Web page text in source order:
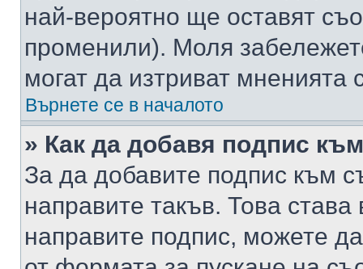
най-вероятно ще оставят
променили). Моля
могат да изтриват мненията
Върнете се в началото
» Как да добавя подпис
За да добавите подпис към
направите такъв. Това
направите подпис, можете